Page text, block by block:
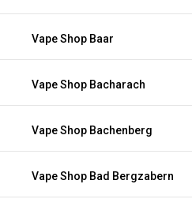
Vape Shop Baar
Vape Shop Bacharach
Vape Shop Bachenberg
Vape Shop Bad Bergzabern